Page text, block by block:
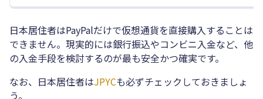
日本居住者はPayPalだけで仮想通貨を直接購入することは
できません。現実的には銀行振込やコンビニ入金など、他
の入金手段を検討するのが最も安全かつ確実です。
なお、日本居住者はJPYCも必ずチェックしておきましょ
う。